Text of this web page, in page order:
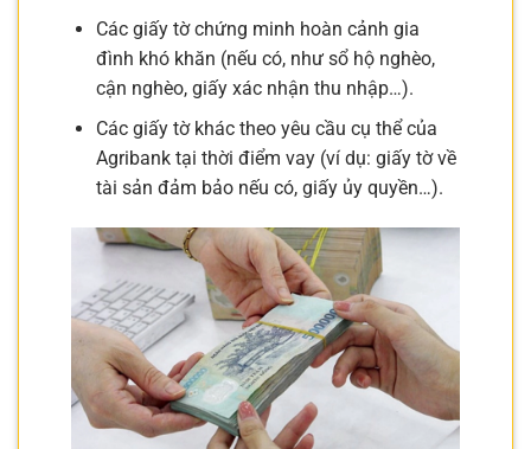
Các giấy tờ chứng minh hoàn cảnh gia
đình khó khăn (nếu có, như sổ hộ nghèo,
cận nghèo, giấy xác nhận thu nhập…).
Các giấy tờ khác theo yêu cầu cụ thể của
Agribank tại thời điểm vay (ví dụ: giấy tờ về
tài sản đảm bảo nếu có, giấy ủy quyền…).